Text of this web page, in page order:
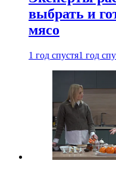
выбрать и
мясо
1 год спустя1 год